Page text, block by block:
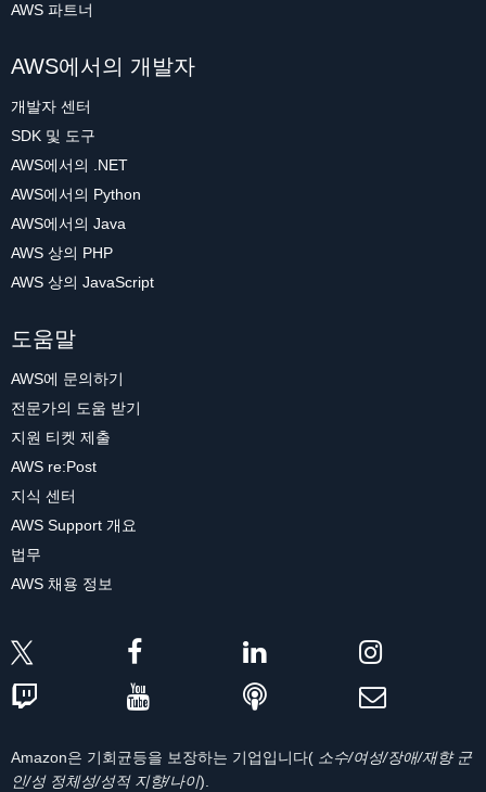
AWS 파트너
AWS에서의 개발자
개발자 센터
SDK 및 도구
AWS에서의 .NET
AWS에서의 Python
AWS에서의 Java
AWS 상의 PHP
AWS 상의 JavaScript
도움말
AWS에 문의하기
전문가의 도움 받기
지원 티켓 제출
AWS re:Post
지식 센터
AWS Support 개요
법무
AWS 채용 정보
Amazon은 기회균등을 보장하는 기업입니다( 소수/여성/장애/재향 군
인/성 정체성/성적 지향/나이).